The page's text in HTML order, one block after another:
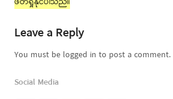
Leave a Reply
You must be logged in to post a comment.
Social Media